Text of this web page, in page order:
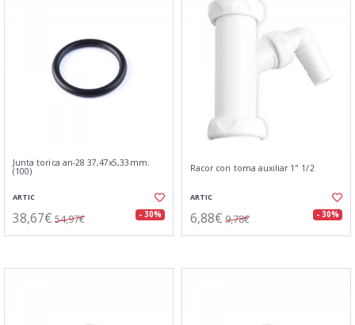
Junta torica an-28 37,47x5,33mm.
(100)
ARTIC
38,67€ 54,97€ - 30%
Racor con toma auxiliar 1" 1/2
ARTIC
6,88€ 9,78€ - 30%